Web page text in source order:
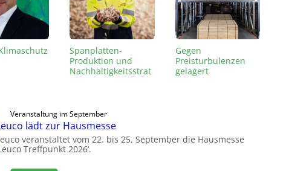
Spanplatten-
Produktion und
Nachhaltigkeitsstrat
Gegen
Preisturbulenzen
gelagert
Veranstaltung im September
lädt zur Hausmesse
veranstaltet vom 22. bis 25. September die Hausmesse
Treffpunkt 2026‘.